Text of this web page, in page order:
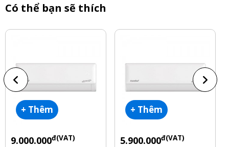
Có thể bạn sẽ thích
+ Thêm
9.000.000đ(VAT)
+ Thêm
5.900.000đ(VAT)